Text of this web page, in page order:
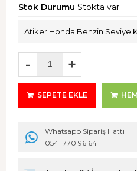
Stok Durumu Stokta var
Atiker Honda Benzin Seviye
- +
SEPETE EKLE
Whatsapp Sipariş Hattı
0541 770 96 64